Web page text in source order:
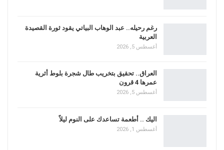
رغم رحيله.. عبد الوهاب البياتي يقود ثورة القصيدة
العربية
أغسطس 5, 2026
العراق.. تحقيق بتخريب طال شجرة بلوط أثرية
عمرها 4 قرون
أغسطس 5, 2026
اليك .. أطعمة تساعدك على النوم ليلاً
أغسطس 1, 2026